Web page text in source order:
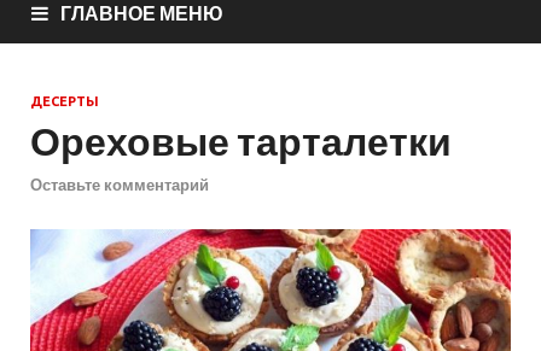
ГЛАВНОЕ МЕНЮ
ДЕСЕРТЫ
Ореховые тарталетки
Оставьте комментарий